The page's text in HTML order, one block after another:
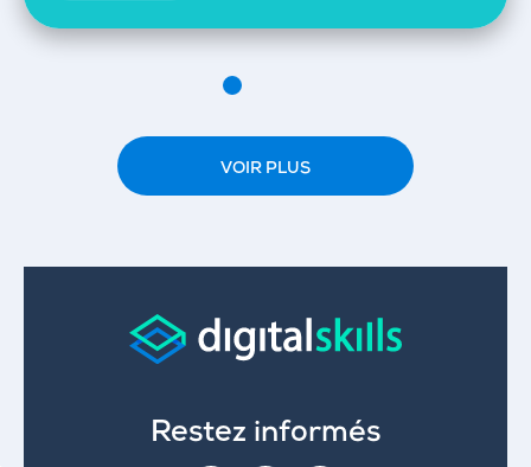
VOIR PLUS
Restez informés